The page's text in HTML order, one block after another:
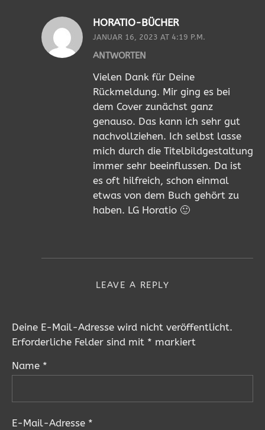
HORATIO-BÜCHER
JANUAR 16, 2023 AT 4:19 P.M.
ANTWORTEN
Vielen Dank für Deine
Rückmeldung. Mir ging es bei
dem Cover zunächst ganz
genauso. Das kann ich sehr gut
nachvollziehen. Ich selbst lasse
mich durch die Titelbildgestaltung
immer sehr beeinflussen. Da ist
es oft hilfreich, schon einmal
etwas von dem Buch gehört zu
haben. LG Horatio 🙂
LEAVE A REPLY
Deine E-Mail-Adresse wird nicht veröffentlicht.
Erforderliche Felder sind mit * markiert
Name *
E-Mail-Adresse *